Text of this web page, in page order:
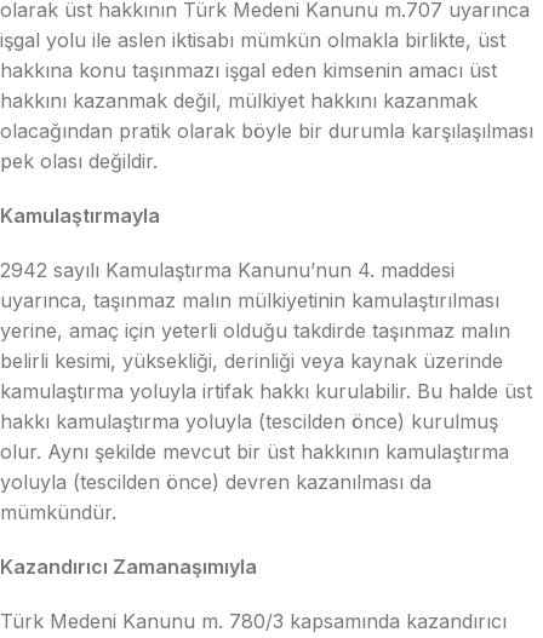
olarak üst hakkının Türk Medeni Kanunu m.707 uyarınca
işgal yolu ile aslen iktisabı mümkün olmakla birlikte, üst
hakkına konu taşınmazı işgal eden kimsenin amacı üst
hakkını kazanmak değil, mülkiyet hakkını kazanmak
olacağından pratik olarak böyle bir durumla karşılaşılması
pek olası değildir.
Kamulaştırmayla
2942 sayılı Kamulaştırma Kanunu’nun 4. maddesi
uyarınca, taşınmaz malın mülkiyetinin kamulaştırılması
yerine, amaç için yeterli olduğu takdirde taşınmaz malın
belirli kesimi, yüksekliği, derinliği veya kaynak üzerinde
kamulaştırma yoluyla irtifak hakkı kurulabilir. Bu halde üst
hakkı kamulaştırma yoluyla (tescilden önce) kurulmuş
olur. Aynı şekilde mevcut bir üst hakkının kamulaştırma
yoluyla (tescilden önce) devren kazanılması da
mümkündür.
Kazandırıcı Zamanaşımıyla
Türk Medeni Kanunu m. 780/3 kapsamında kazandırıcı